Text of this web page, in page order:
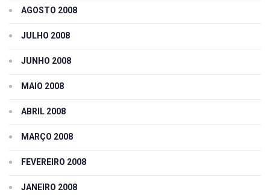
AGOSTO 2008
JULHO 2008
JUNHO 2008
MAIO 2008
ABRIL 2008
MARÇO 2008
FEVEREIRO 2008
JANEIRO 2008